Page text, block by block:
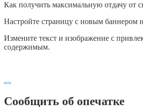
Как получить максимальную отдачу от
Настройте страницу с новым баннером
Измените текст и изображение c
содержимым.
Сообщить об опечатке